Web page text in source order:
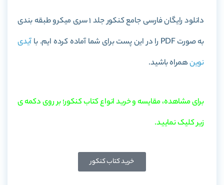
دانلود رایگان فارسی جامع کنکور جلد 1 سری میکرو طبقه بندی
به صورت PDF را در این پست برای شما آماده کرده ایم. با
آیدی
نوینهمراه باشید.
برای مشاهده، مقایسه و خرید انواع کتاب کنکور؛ بر روی دکمه ی
زیر کلیک نمایید.
خرید کتاب کنکور